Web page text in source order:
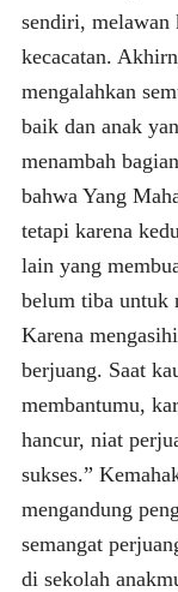
sendiri, melawan
kecacatan.
mengalahkan
baik dan anak
menambah
bahwa Yang
tetapi karena
lain yang
belum tiba untuk
Karena
berjuang. Saat
membantumu,
hancur, niat
sukses.”
mengandung
semangat
di sekolah